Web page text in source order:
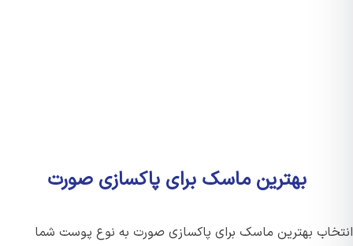
بهترین ماسک برای پاکسازی صورت
بهترین ماسک برای پاکسازی صورت به نوع پوست شما